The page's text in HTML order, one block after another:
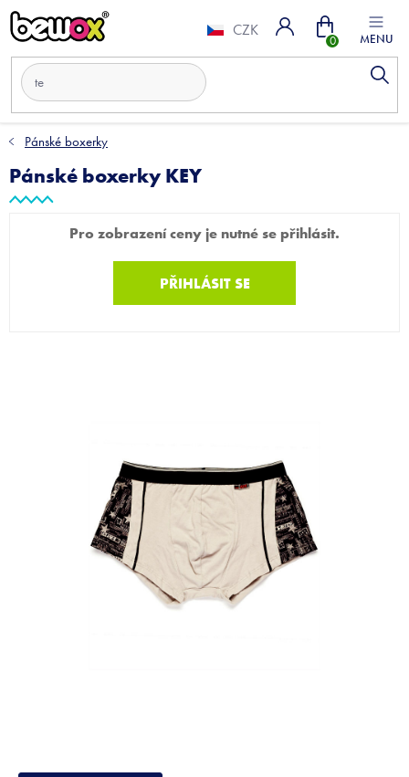
Přejít
na
CZK Nákupní
Pánské boxerky
Pánské boxerky KEY
Pro zobrazení ceny je nutné se přihlásit.
PŘIHLÁSIT SE